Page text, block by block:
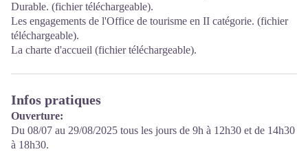
Durable. (fichier téléchargeable).
Les engagements de l'Office de tourisme en II catégorie. (fichier
téléchargeable).
La charte d'accueil (fichier téléchargeable).
Infos pratiques
Ouverture:
Du 08/07 au 29/08/2025 tous les jours de 9h à 12h30 et de 14h30
à 18h30.